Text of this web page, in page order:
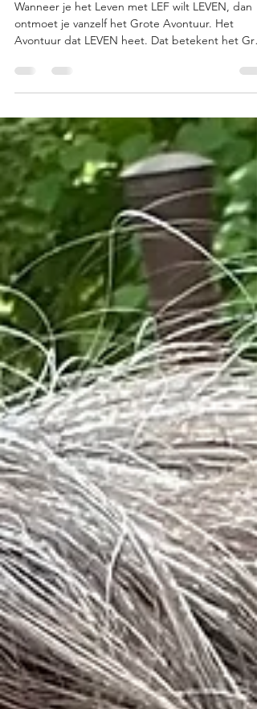
3 mei
2 minuten om te lezen
Het Grote Avontuur
Wanneer je het Leven met LEF wilt LEVEN, dan
Niet-Weten verwelkomen. Flexibel zijn als het
onverwacht anders loopt dan dat je had
Meegaan in de flow van de gebeurtenissen. Uit
comfortzone stappen, experimenteren,
uitproberen, ervaren wat lekker voelt voor jou.
zal je verrassen! Hoe leuk op avontuur gaan
eigenlijk is.